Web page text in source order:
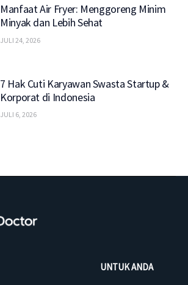
Manfaat Air Fryer: Menggoreng Minim
Minyak dan Lebih Sehat
JULI 24, 2026
7 Hak Cuti Karyawan Swasta Startup &
Korporat di Indonesia
JULI 6, 2026
UNTUK ANDA